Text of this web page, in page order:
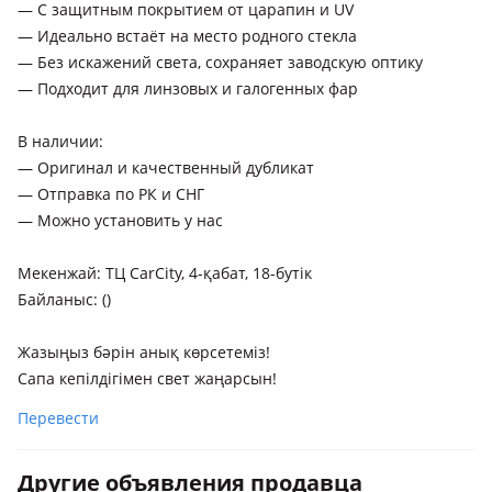
— С защитным покрытием от царапин и UV
— Идеально встаёт на место родного стекла
— Без искажений света, сохраняет заводскую оптику
— Подходит для линзовых и галогенных фар
В наличии:
— Оригинал и качественный дубликат
— Отправка по РК и СНГ
— Можно установить у нас
Мекенжай: ТЦ CarCity, 4-қабат, 18-бутік
Байланыс: ()
Жазыңыз бәрін анық көрсетеміз!
Сапа кепілдігімен свет жаңарсын!
Перевести
Другие объявления продавца